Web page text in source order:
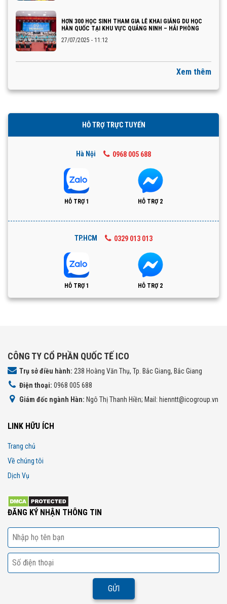
HƠN 300 HỌC SINH THAM GIA LỄ KHAI GIẢNG DU HỌC
HÀN QUỐC TẠI KHU VỰC QUẢNG NINH – HẢI PHÒNG
27/07/2025 - 11:12
Xem thêm
HỖ TRỢ TRỰC TUYẾN
Hà Nội 0968 005 688
HỖ TRỢ 1 HỖ TRỢ 2
TP.HCM 0329 013 013
HỖ TRỢ 1 HỖ TRỢ 2
CÔNG TY CỔ PHẦN QUỐC TẾ ICO
Trụ sở điều hành: 238 Hoàng Văn Thụ, Tp. Bắc Giang, Bắc Giang
Điện thoại: 0968 005 688
Giám đốc ngành Hàn: Ngô Thị Thanh Hiền; Mail: hienntt@icogroup.vn
LINK HỮU ÍCH
Trang chủ
Về chúng tôi
Dịch Vụ
ĐĂNG KÝ NHẬN THÔNG TIN